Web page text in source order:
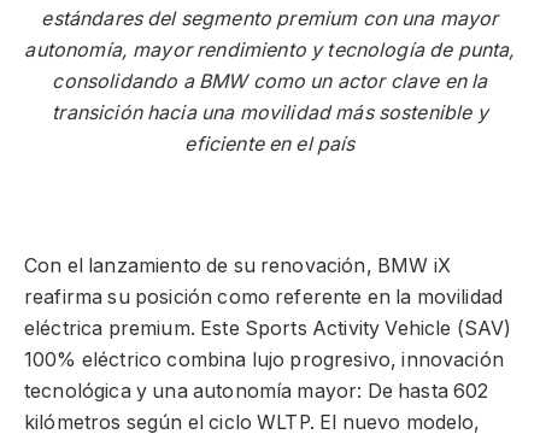
estándares del segmento premium con una mayor
autonomía, mayor rendimiento y tecnología de punta,
consolidando a BMW como un actor clave en la
transición hacia una movilidad más sostenible y
eficiente en el país
Con el lanzamiento de su renovación, BMW iX
reafirma su posición como referente en la movilidad
eléctrica premium. Este Sports Activity Vehicle (SAV)
100% eléctrico combina lujo progresivo, innovación
tecnológica y una autonomía mayor: De hasta 602
kilómetros según el ciclo WLTP. El nuevo modelo,